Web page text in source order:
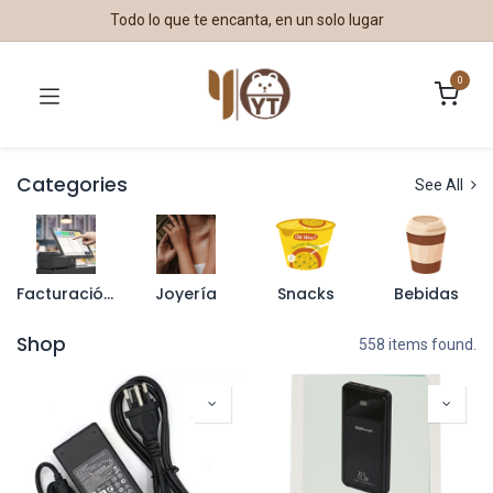
Todo lo que te encanta, en un solo lugar
0
Categories See All
Facturación y Puntos de Venta Joyería Snacks Bebidas
Shop 558 items found.